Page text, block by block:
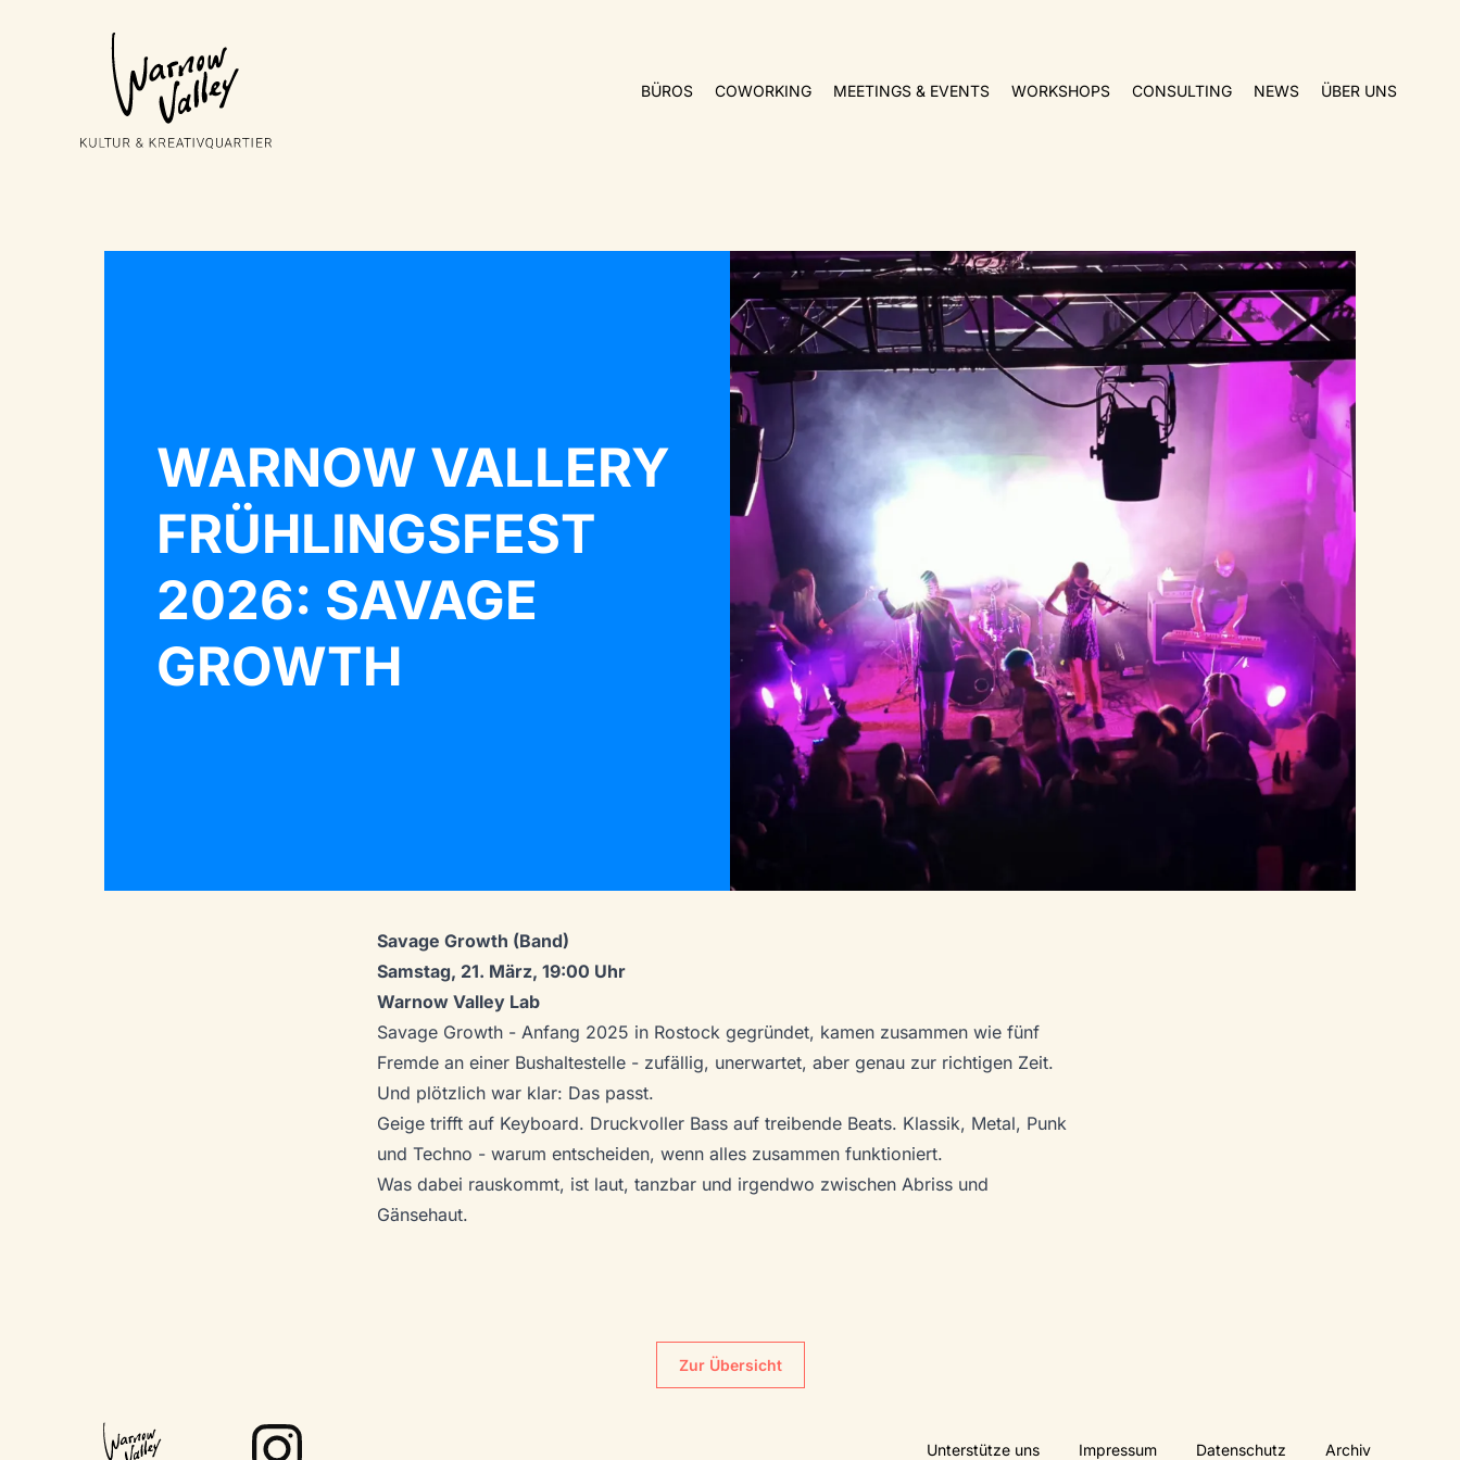
BÜROS COWORKING MEETINGS & EVENTS WORKSHOPS CONSULTING NEWS ÜBER UNS
WARNOW VALLERY
FRÜHLINGSFEST
2026: SAVAGE
GROWTH
Savage Growth (Band)
Samstag, 21. März, 19:00 Uhr
Warnow Valley Lab
Savage Growth - Anfang 2025 in Rostock gegründet, kamen zusammen wie fünf
Fremde an einer Bushaltestelle - zufällig, unerwartet, aber genau zur richtigen Zeit.
Und plötzlich war klar: Das passt.
Geige trifft auf Keyboard. Druckvoller Bass auf treibende Beats. Klassik, Metal, Punk
und Techno - warum entscheiden, wenn alles zusammen funktioniert.
Was dabei rauskommt, ist laut, tanzbar und irgendwo zwischen Abriss und
Gänsehaut.
Zur Übersicht
Unterstütze uns Impressum Datenschutz Archiv